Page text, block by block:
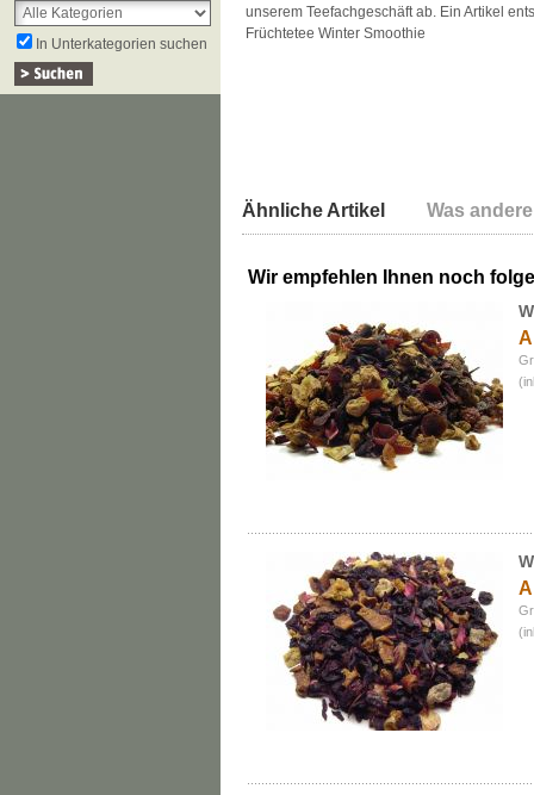
In Unterkategorien suchen
unserem Teefachgeschäft ab. Ein Artikel
Früchtetee Winter Smoothie
Ähnliche Artikel Was
Wir empfehlen Ihnen noch